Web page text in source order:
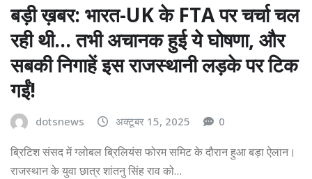
बड़ी ख़बर: भारत-UK के FTA पर चर्चा चल
रही थी… तभी अचानक हुई ये घोषणा, और
सबकी निगाहें इस राजस्थानी लड़के पर टिक
गईं!
dotsnews अक्टूबर 15, 2025 0
ब्रिटिश संसद में ग्लोबल ब्रिलियंस फोरम समिट के दौरान हुआ बड़ा ऐलान।
राजस्थान के युवा छात्र शांतनु सिंह राव को…